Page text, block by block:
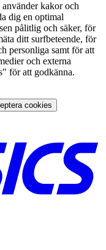
kakor och
dig en optimal
pålitlig och säker, för
ditt surfbeteende, för
personliga samt för att
och externa
för att godkänna.
cookies